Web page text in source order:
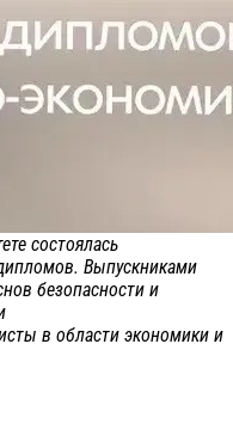
состоялась
Выпускниками
безопасности и
в области экономики и